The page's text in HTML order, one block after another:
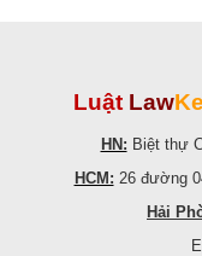
Luật Law
HN: Biệt thự
HCM: 26 đường
Hải